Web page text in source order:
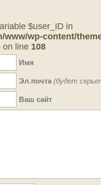
$user_ID in
www/wp-content/
on line 108
Имя
Эл.почта (будет
Ваш сайт